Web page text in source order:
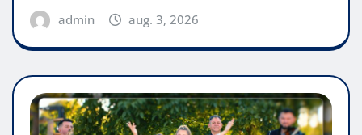
admin aug. 3, 2026